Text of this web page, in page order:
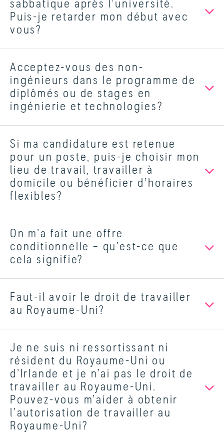
sabbatique après l’université.
Puis-je retarder mon début avec
vous?
Acceptez-vous des non-
ingénieurs dans le programme de
diplômés ou de stages en
ingénierie et technologies?
Si ma candidature est retenue
pour un poste, puis-je choisir mon
lieu de travail, travailler à
domicile ou bénéficier d’horaires
flexibles?
On m’a fait une offre
conditionnelle – qu’est-ce que
cela signifie?
Faut-il avoir le droit de travailler
au Royaume-Uni?
Je ne suis ni ressortissant ni
résident du Royaume-Uni ou
d’Irlande et je n’ai pas le droit de
travailler au Royaume-Uni.
Pouvez-vous m’aider à obtenir
l’autorisation de travailler au
Royaume-Uni?